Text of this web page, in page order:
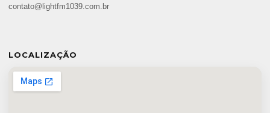
contato@lightfm1039.com.br
LOCALIZAÇÃO